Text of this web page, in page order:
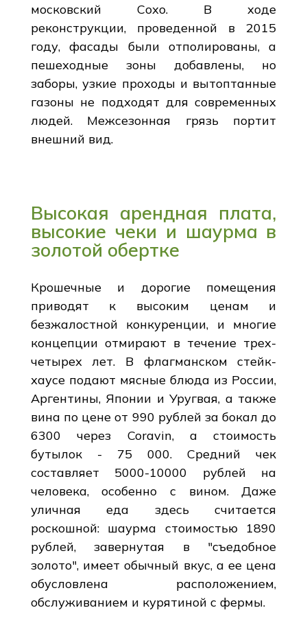
московский Сохо. В ходе
реконструкции, проведенной в 2015
году, фасады были отполированы, а
пешеходные зоны добавлены, но
заборы, узкие проходы и вытоптанные
газоны не подходят для современных
людей. Межсезонная грязь портит
внешний вид.
Высокая арендная плата,
высокие чеки и шаурма в
золотой обертке
Крошечные и дорогие помещения
приводят к высоким ценам и
безжалостной конкуренции, и многие
концепции отмирают в течение трех-
четырех лет. В флагманском стейк-
хаусе подают мясные блюда из России,
Аргентины, Японии и Уругвая, а также
вина по цене от 990 рублей за бокал до
6300 через Coravin, а стоимость
бутылок - 75 000. Средний чек
составляет 5000-10000 рублей на
человека, особенно с вином. Даже
уличная еда здесь считается
роскошной: шаурма стоимостью 1890
рублей, завернутая в "съедобное
золото", имеет обычный вкус, а ее цена
обусловлена расположением,
обслуживанием и курятиной с фермы.